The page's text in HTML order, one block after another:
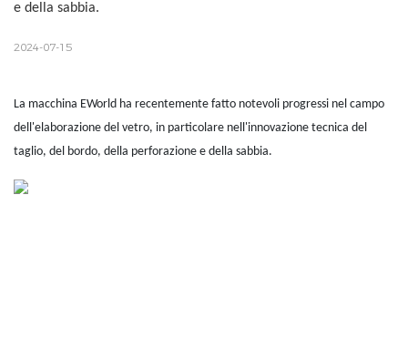
e della sabbia.
2024-07-15
La macchina EWorld ha recentemente fatto notevoli progressi nel campo
dell'elaborazione del vetro, in particolare nell'innovazione tecnica del
taglio, del bordo, della perforazione e della sabbia.